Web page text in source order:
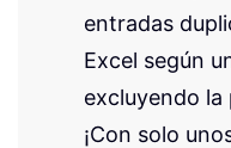
entradas
Excel según
excluyendo la
¡Con solo